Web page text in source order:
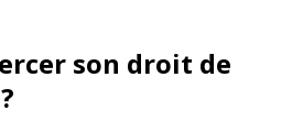
son droit de